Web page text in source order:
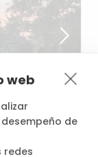
web
de
redes